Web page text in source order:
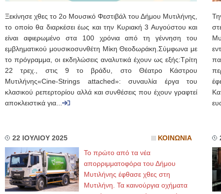
Ξεκίνησε χθες το 2ο Μουσικό Φεστιβάλ του Δήμου Μυτιλήνης,
το οποίο θα διαρκέσει έως και την Κυριακή 3 Αυγούστου και
είναι αφιερωμένο στα 100 χρόνια από τη γέννηση του
εμβληματικού μουσικοσυνθέτη Μίκη Θεοδωράκη.Σύμφωνα με
το πρόγραμμα, οι εκδηλώσεις αναλυτικά έχουν ως εξής:Τρίτη
22 τρεχ., στις 9 το βράδυ, στο Θέατρο Κάστρου
Μυτιλήνης«Cine-Strings attached»: συναυλία έργα του
κλασικού ρεπερτορίου αλλά και συνθέσεις που έχουν γραφτεί
αποκλειστικά για...
22 ΙΟΥΛΙΟΥ 2025 ΚΟΙΝΩΝΙΑ
Το πρώτο από τα νέα
απορριμματοφόρα του Δήμου
Μυτιλήνης έφθασε χθες στη
Μυτιλήνη. Τα καινούργια οχήματα